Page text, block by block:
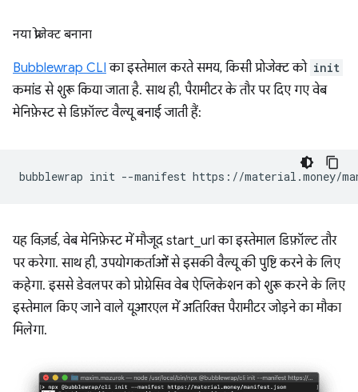
नया प्रोजेक्ट बनाना
Bubblewrap CLI का इस्तेमाल करते समय, किसी प्रोजेक्ट को init
कमांड से शुरू किया जाता है. साथ ही, पैरामीटर के तौर पर दिए गए वेब
मेनिफ़ेस्ट से डिफ़ॉल्ट वैल्यू बनाई जाती हैं:
bubblewrap init --manifest
यह विज़र्ड, वेब मेनिफ़ेस्ट में मौजूद start_url का इस्तेमाल डिफ़ॉल्ट तौर
पर करेगा. साथ ही, उपयोगकर्ताओं से इसकी वैल्यू की पुष्टि करने के लिए
कहेगा. इससे डेवलपर को प्रोग्रेसिव वेब ऐप्लिकेशन को शुरू करने के लिए
इस्तेमाल किए जाने वाले यूआरएल में अतिरिक्त पैरामीटर जोड़ने का मौका
मिलेगा.